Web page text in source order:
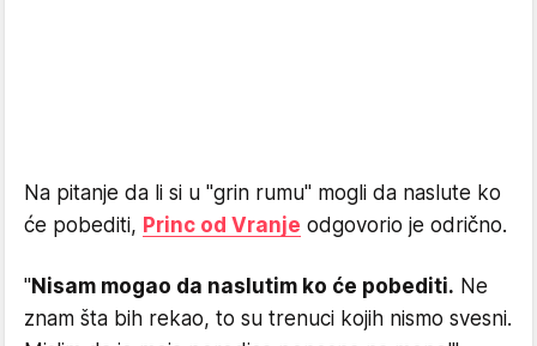
Na pitanje da li si u "grin rumu" mogli da naslute ko
će pobediti, Princ od Vranje odgovorio je odrično.
"Nisam mogao da naslutim ko će pobediti. Ne
znam šta bih rekao, to su trenuci kojih nismo svesni.